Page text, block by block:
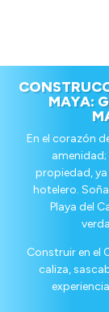
MAYA:
En el corazón
propiedad, ya
hotelero.
Playa del
Construir en el
caliza,